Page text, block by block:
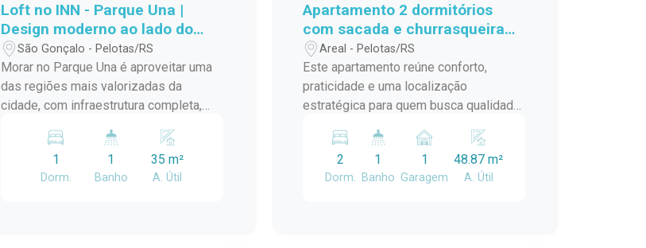
Loft no INN - Parque Una |
Design moderno ao lado do
Shopping Pelotas
São Gonçalo - Pelotas/RS
Morar no Parque Una é aproveitar uma
das regiões mais valorizadas da
cidade, com infraestrutura completa,
e serviços ao redor. Este loft foi
projetado para oferecer ambientes bem
distribuídos, design contemporâneo e
1
Dorm.
1
Banho
35 m²
A. Útil
Apartamento 2 dormitórios
com sacada e churrasqueira
no Fragata
Areal - Pelotas/RS
Este apartamento reúne conforto,
praticidade e uma localização
estratégica para quem busca qualidade
bem distribuídos, acabamentos que
proporcionam aconchego e uma
infraestrutura de condomínio completa,
2
Dorm.
1
Banho
1
Garagem
48.87 m²
A. Útil